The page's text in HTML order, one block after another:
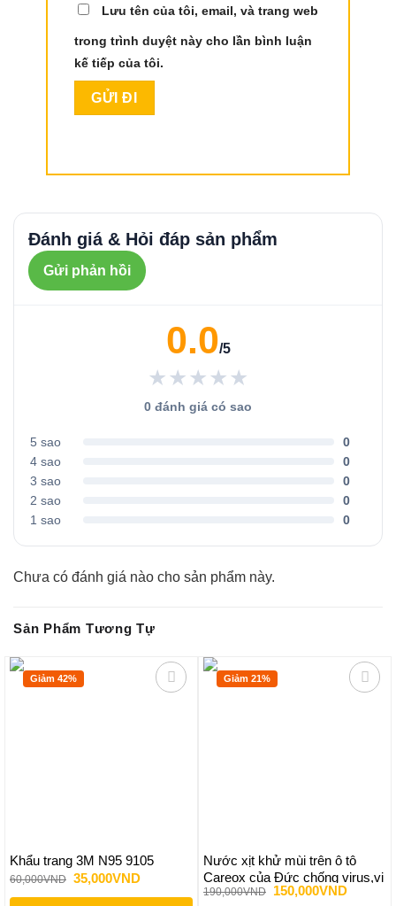
Lưu tên của tôi, email, và trang web
trong trình duyệt này cho lần bình luận
kế tiếp của tôi.
Đánh giá & Hỏi đáp sản phẩm
Gửi phản hồi
0.0/5
★★★★★
0 đánh giá có sao
5 sao
0
4 sao
0
3 sao
0
2 sao
0
1 sao
0
Chưa có đánh giá nào cho sản phẩm này.
Sản Phẩm Tương Tự
Giảm 42%
Khẩu trang 3M N95 9105
60,000VND Giá
gốc
là:
35,000VNDGiá
tại
Giảm 21%
Nước xịt khử mùi trên ô tô
Careox của Đức chống virus,vi
khuẩn
190,000VND
Giá
150,000VNDGiá